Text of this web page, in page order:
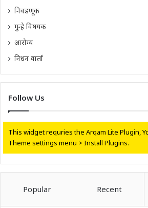
निवडणूक
गुन्हे विषयक
आरोग्य
निधन वार्ता
Follow Us
This widget requries the Arqam Lite Plugin,
Theme settings menu > Install Plugins.
Popular Recent